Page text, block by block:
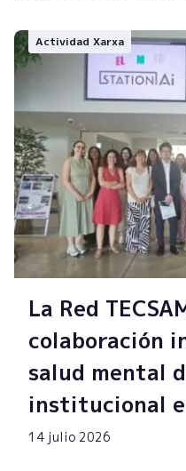
Actividad Xarxa
La Red
colaboración
salud mental
institucional
14 julio 2026